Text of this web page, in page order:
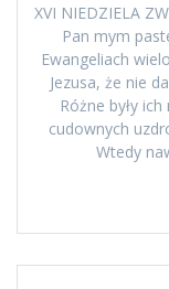
XVI NIEDZIELA
Pan mym
Ewangeliach
Jezusa, że nie
Różne były
cudownych
Wtedy